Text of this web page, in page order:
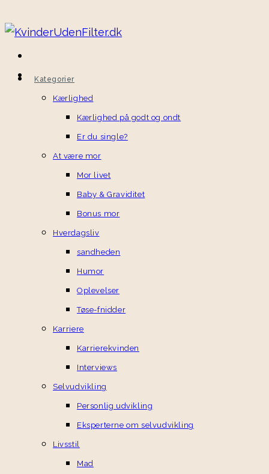
to
content
Kategorier
Kærlighed
Kærlighed på godt og ondt
Er du single?
At være mor
Mor livet
Baby & Graviditet
Bonus mor
Hverdagsliv
sandheden
Humor
Oplevelser
Tøse-fnidder
Karriere
Karrierekvinden
Interviews
Selvudvikling
Personlig udvikling
Eksperterne om selvudvikling
Livsstil
Mad